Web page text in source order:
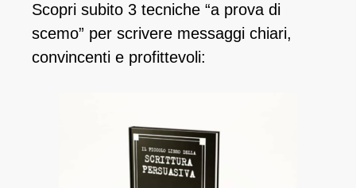
Scopri subito 3 tecniche “a prova di
scemo” per scrivere messaggi chiari,
convincenti e profittevoli: